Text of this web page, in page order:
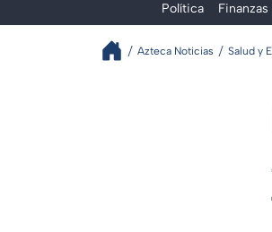
Política Finanzas
Azteca Noticias Salud y